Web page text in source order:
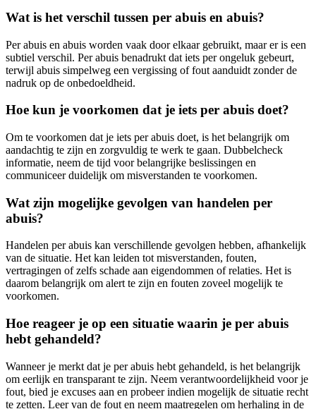
Wat is het verschil tussen per abuis en abuis?
Per abuis en abuis worden vaak door elkaar gebruikt, maar er is een
subtiel verschil. Per abuis benadrukt dat iets per ongeluk gebeurt,
terwijl abuis simpelweg een vergissing of fout aanduidt zonder de
nadruk op de onbedoeldheid.
Hoe kun je voorkomen dat je iets per abuis doet?
Om te voorkomen dat je iets per abuis doet, is het belangrijk om
aandachtig te zijn en zorgvuldig te werk te gaan. Dubbelcheck
informatie, neem de tijd voor belangrijke beslissingen en
communiceer duidelijk om misverstanden te voorkomen.
Wat zijn mogelijke gevolgen van handelen per
abuis?
Handelen per abuis kan verschillende gevolgen hebben, afhankelijk
van de situatie. Het kan leiden tot misverstanden, fouten,
vertragingen of zelfs schade aan eigendommen of relaties. Het is
daarom belangrijk om alert te zijn en fouten zoveel mogelijk te
voorkomen.
Hoe reageer je op een situatie waarin je per abuis
hebt gehandeld?
Wanneer je merkt dat je per abuis hebt gehandeld, is het belangrijk
om eerlijk en transparant te zijn. Neem verantwoordelijkheid voor je
fout, bied je excuses aan en probeer indien mogelijk de situatie recht
te zetten. Leer van de fout en neem maatregelen om herhaling in de